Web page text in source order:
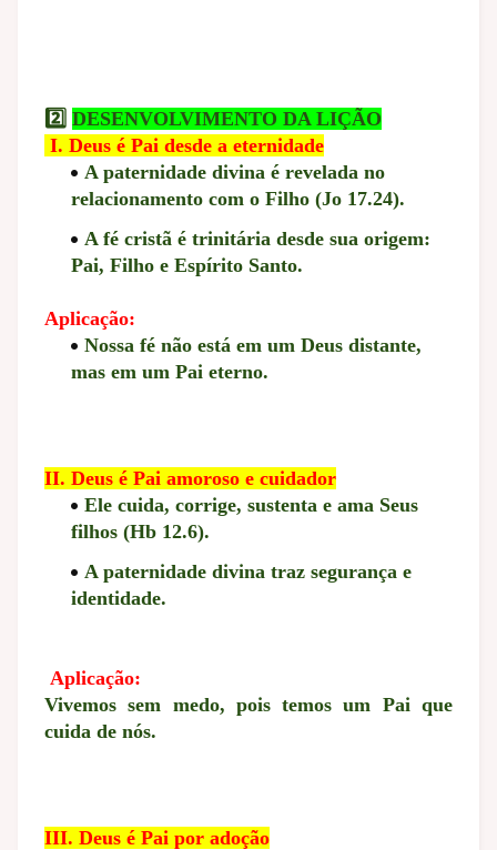
2️⃣ DESENVOLVIMENTO DA LIÇÃO
I. Deus é Pai desde a eternidade
A paternidade divina é revelada no
relacionamento com o Filho (Jo 17.24).
A fé cristã é trinitária desde sua origem:
Pai, Filho e Espírito Santo.
Aplicação:
Nossa fé não está em um Deus distante,
mas em um Pai eterno.
II. Deus é Pai amoroso e cuidador
Ele cuida, corrige, sustenta e ama Seus
filhos (Hb 12.6).
A paternidade divina traz segurança e
identidade.
Aplicação:
Vivemos sem medo, pois temos um Pai que
cuida de nós.
III. Deus é Pai por adoção